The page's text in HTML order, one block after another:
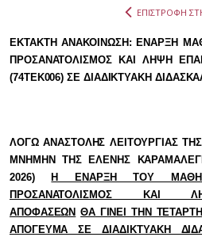
ΕΠΙΣΤΡΟΦΗ
ΕΚΤΑΚΤΗ ΑΝΑΚΟΙΝΩΣΗ: ΕΝΑΡΞΗ
ΠΡΟΣΑΝΑΤΟΛΙΣΜΟΣ ΚΑΙ ΛΗΨΗ
(74ΤΕΚ006) ΣΕ ΔΙΑΔΙΚΤΥΑΚΗ
ΛΟΓΩ ΑΝΑΣΤΟΛΗΣ ΛΕΙΤΟΥΡΓΙΑΣ
ΜΝΗΜΗΝ ΤΗΣ ΕΛΕΝΗΣ
2026)
Η ΕΝΑΡΞΗ ΤΟΥ
ΠΡΟΣΑΝΑΤΟΛΙΣΜΟΣ ΚΑΙ
ΑΠΟΦΑΣΕΩΝ ΘΑ ΓΙΝΕΙ ΤΗΝ
ΑΠΟΓΕΥΜΑ ΣΕ ΔΙΑΔΙΚΤΥΑΚΗ